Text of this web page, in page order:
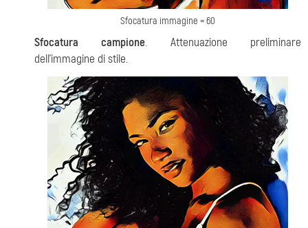
Sfocatura immagine = 60
Sfocatura campione. Attenuazione preliminare
dell'immagine di stile.